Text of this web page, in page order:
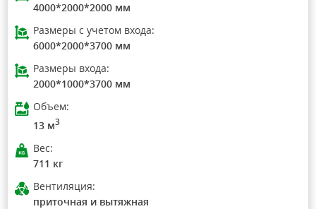
4000*2000*2000 мм
Размеры с учетом входа:
6000*2000*3700 мм
Размеры входа:
2000*1000*3700 мм
Объем:
13 м3
Вес:
711 кг
Вентиляция:
приточная и вытяжная